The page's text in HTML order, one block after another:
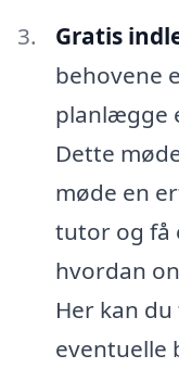
Gratis
behovene
planlægge
Dette
møde en
tutor og få
hvordan
Her kan
eventuelle